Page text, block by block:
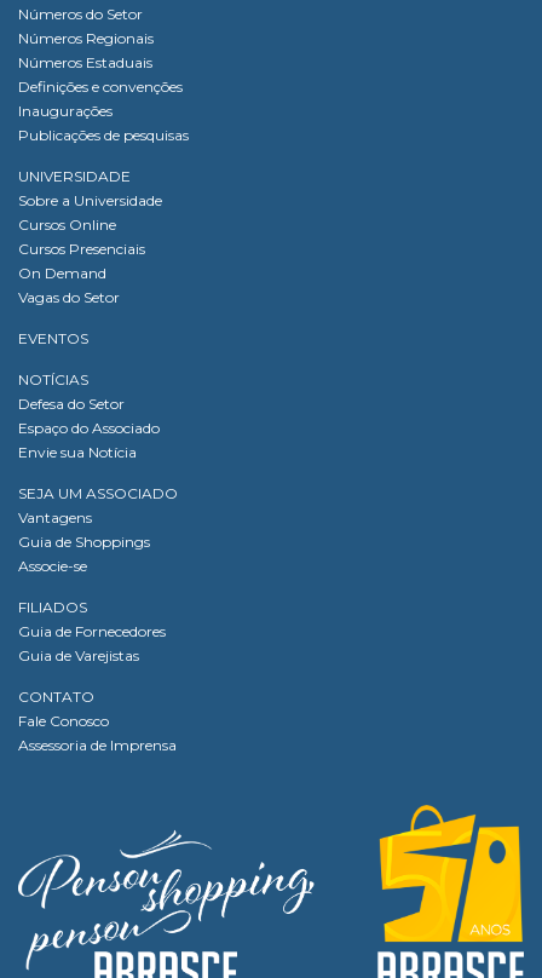
Números do Setor
Números Regionais
Números Estaduais
Definições e convenções
Inaugurações
Publicações de pesquisas
UNIVERSIDADE
Sobre a Universidade
Cursos Online
Cursos Presenciais
On Demand
Vagas do Setor
EVENTOS
NOTÍCIAS
Defesa do Setor
Espaço do Associado
Envie sua Notícia
SEJA UM ASSOCIADO
Vantagens
Guia de Shoppings
Associe-se
FILIADOS
Guia de Fornecedores
Guia de Varejistas
CONTATO
Fale Conosco
Assessoria de Imprensa